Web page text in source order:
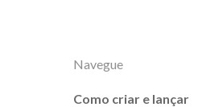
Navegue
Como criar e lançar